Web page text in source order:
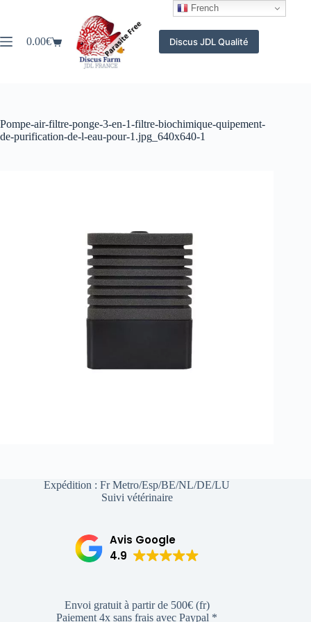
Panier
0.00€ Discus JDL Qualité
Pompe-air-filtre-ponge-3-en-1-filtre-biochimique-quipement-
de-purification-de-l-eau-pour-1.jpg_640x640-1
Expédition : Fr Metro/Esp/BE/NL/DE/LU
Suivi vétérinaire
Avis Google
4.9
Envoi gratuit à partir de 500€ (fr)
Paiement 4x sans frais avec Paypal *
French